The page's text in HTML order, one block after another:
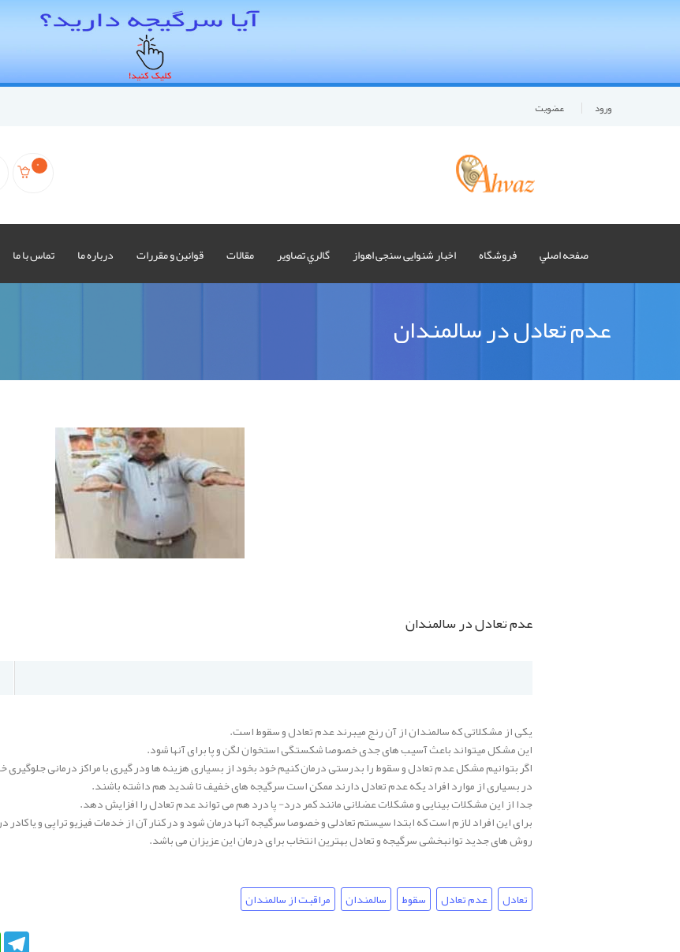
عضويت ورود
0
صفحه اصلي فروشگاه اخبار شنوایی سنجی اهواز گالري تصاوير مقالات قوانين و مقررات درباره ما تماس با ما
عدم تعادل در سالمندان
عدم تعادل در سالمندان
یکی از مشکلاتی که سالمندان از آن رنج میبرند عدم تعادل و سقوط است.
این مشکل میتواند باعث آسیب های جدی خصوصا شکستگی استخوان لگن و پا برای آنها شود.
اگر بتوانیم مشکل عدم تعادل و سقوط را بدرستی درمان کنیم خود بخود از بسیاری هزینه ها ودر گیری با مراکز درمانی
در بسیاری از موارد افراد یکه عدم تعادل دارند ممکن است سرگیجه های خفیف تا شدید هم داشته باشند.
جدا از این مشکلات بینایی و مشکلات عضلانی مانند کمر درد- پا درد هم می تواند عدم تعادل را افزایش دهد.
برای این افراد لازم است که ابتدا سیستم تعادلی و خصوصا سرگیجه آنها درمان شود و در کنار آن از خدمات فیزیو تراپی و یا
روش های جدید توانبخشی سرگیجه و تعادل بهترین انتخاب برای درمان این عزیزان می باشد.
تعادل عدم تعادل سقوط سالمندان
مراقبت از سالمندان
WhatsApp